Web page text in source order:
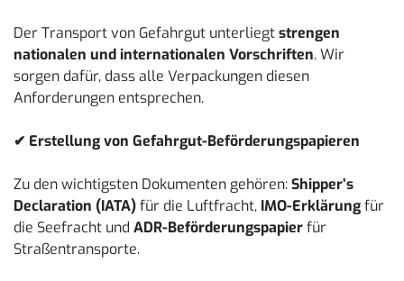
Der Transport von Gefahrgut unterliegtstrengen
nationalen und internationalen Vorschriften. Wir
sorgen dafür, dass alle Verpackungen diesen
Anforderungen entsprechen.
✔ Erstellung von Gefahrgut-Beförderungspapieren
Zu den wichtigsten Dokumenten gehören:Shipper’s
Declaration (IATA)für die Luftfracht, IMO-Erklärungfür
die Seefracht und ADR-Beförderungspapierfür
Straßentransporte.